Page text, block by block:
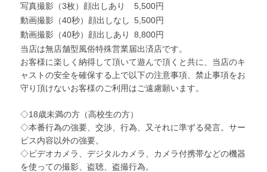
写真撮影（3枚）顔出しあり
5,500円
動画撮影（40秒）顔出しなし 5,500円
動画撮影（40秒）顔出しあり
8,800円
当店は無店舗型風俗特殊営業届出済店です。
お客様に楽しく納得して頂いて遊んで頂くと共に、当店のキ
ャストの安全を確保する上で以下の注意事項、禁止事項をお
守り頂けないお客様のご利用はご遠慮願います。
◇18歳未満の方（高校生の方）
◇本番行為の強要、交渉、行為、又それに準ずる発言。サー
ビス内容以外の強要。
◇ビデオカメラ、デジタルカメラ、カメラ付携帯などの機器
を使っての撮影、盗聴、盗撮行為。